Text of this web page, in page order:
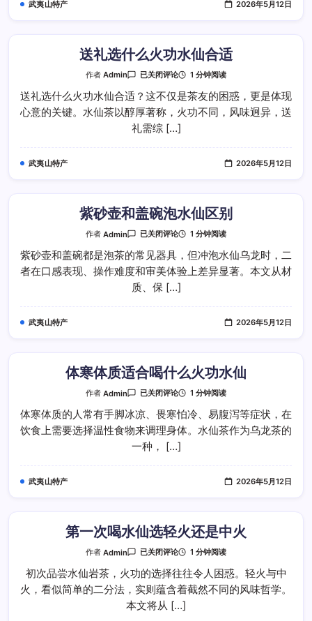
武夷山特产 2026年5月12日
送礼选什么火功水仙合适
作者Admin
送
选
什
么
火
功
已关闭评论 1 分钟阅读
送礼选什么火功水仙合适？这不仅是茶友的困惑，更是体现
心意的关键。水仙茶以醇厚著称，火功不同，风味迥异，送
礼需综 […]
武夷山特产 2026年5月12日
紫砂壶和盖碗泡水仙区别
作者Admin
紫
壶
和
盖
碗
泡
已关闭评论 1 分钟阅读
紫砂壶和盖碗都是泡茶的常见器具，但冲泡水仙乌龙时，二
者在口感表现、操作难度和审美体验上差异显著。本文从材
质、保 […]
武夷山特产 2026年5月12日
体寒体质适合喝什么火功水仙
作者Admin
体
体
质
适
合
喝
已关闭评论 1 分钟阅读
体寒体质的人常有手脚冰凉、畏寒怕冷、易腹泻等症状，在
饮食上需要选择温性食物来调理身体。水仙茶作为乌龙茶的
一种， […]
武夷山特产 2026年5月12日
第一次喝水仙选轻火还是中火
作者Admin
第
次
喝
水
仙
选
已关闭评论 1 分钟阅读
初次品尝水仙岩茶，火功的选择往往令人困惑。轻火与中
火，看似简单的二分法，实则蕴含着截然不同的风味哲学。
本文将从 […]